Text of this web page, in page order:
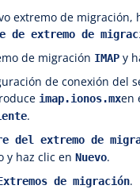
extremo de migración,
de extremo de
de migración IMAP y
de conexión del
imap.ionos.mxen
.
del extremo de
y haz clic en Nuevo.
de migración.